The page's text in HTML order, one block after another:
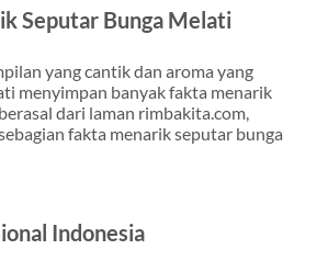
Seputar Bunga Melati
yang cantik dan aroma yang
menyimpan banyak fakta menarik
dari laman rimbakita.com,
fakta menarik seputar bunga
Indonesia